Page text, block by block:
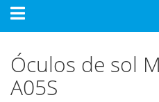
Toggle
navigation
Óculos de sol
A05S